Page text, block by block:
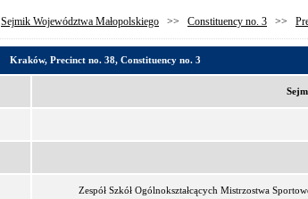
Sejmik Województwa Małopolskiego >> Constituency no. 3 >>
Kraków, Precinct no. 38, Constituency no. 3
Zespół Szkół Ogólnokształcących Mistrzostwa